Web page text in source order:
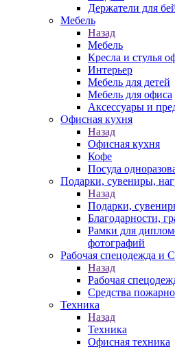
Держатели для
Мебель
Назад
Мебель
Кресла и стулья
Интерьер
Мебель для детей
Мебель для офиса
Аксессуары и
Офисная кухня
Назад
Офисная кухня
Кофе
Посуда
Подарки, сувениры,
Назад
Подарки,
Благодарности,
Рамки для
фотографий
Рабочая спецодежда и
Назад
Рабочая
Средства
Техника
Назад
Техника
Офисная техника